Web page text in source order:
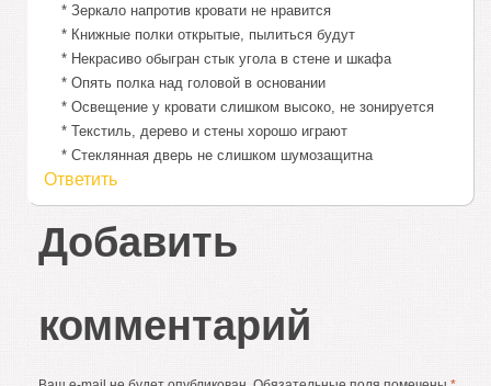
* Зеркало напротив кровати не нравится
* Книжные полки открытые, пылиться будут
* Некрасиво обыгран стык угола в стене и шкафа
* Опять полка над головой в основании
* Освещение у кровати слишком высоко, не зонируется
* Текстиль, дерево и стены хорошо играют
* Стеклянная дверь не слишком шумозащитна
Ответить
Добавить
комментарий